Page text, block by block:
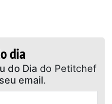
dia
do Dia do Petitchef
email.